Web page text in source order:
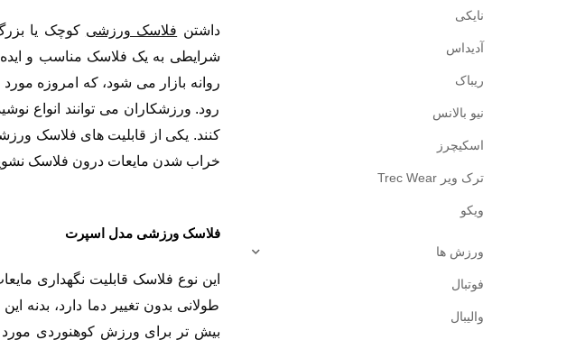
نایکی
آدیداس
ریباک
نیو بالانس
اسکیچرز
ترک ویر Trec Wear
ویکو
ورزش ‌ها
فوتبال
والیبال
داشتن فلاسک ورزشی کوچک یا
شرایطی به یک فلاسک مناسب و ایده
روانه بازار می شود، که امروزه
رود. ورزشکاران می توانند انواع
کنند. یکی از قابلیت های فلاسک
خراب شدن مایعات درون فلاسک
فلاسک ورزشی مدل اسپرت
این نوع فلاسک قابلیت نگهداری
طولانی بدون تغییر دما دارد، بدنه
بیش تر برای ورزش کوهنوردی مورد